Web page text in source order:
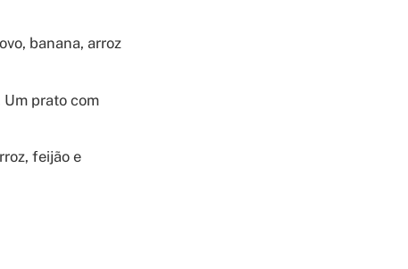
banana, arroz
Um prato com
feijão e